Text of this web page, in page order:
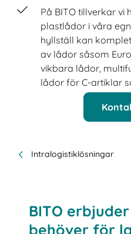
På BITO tillverkar vi
plastlådor i våra
hyllställ kan
av lådor såsom
vikbara lådor,
lådor för C-artiklar
Intralogistiklösningar
BITO
behöver för